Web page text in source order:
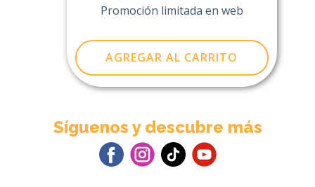
Promoción limitada en web
AGREGAR AL CARRITO
Sígu​enos y descubre más